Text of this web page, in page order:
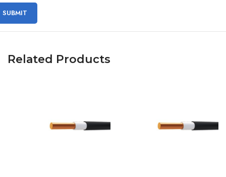
Related Products